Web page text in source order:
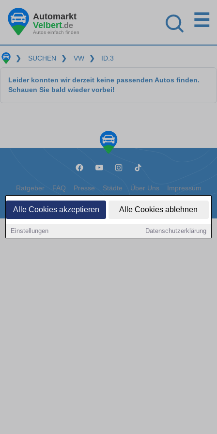
Alle Cookies akzeptieren Alle Cookies ablehnen
Einstellungen Datenschutzerklärung
Automarkt
Velbert.de
Autos einfach finden
☰
❯ SUCHEN ❯ VW ❯ ID.3
Leider konnten wir derzeit keine passenden Autos finden.
Schauen Sie bald wieder vorbei!
Ratgeber FAQ Presse Städte Über Uns Impressum
Datenschutz Cookies
Copyright © 2000 - 2026 | 1A Infosysteme GmbH | Content by: 1a-sites-autos